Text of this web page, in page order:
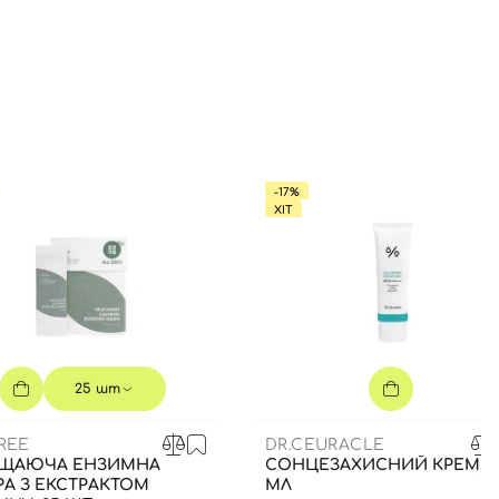
25 шт
ЕНЗИМНА
З ЕКСТРАКТОМ
-17%
ХІТ
DR.CEURACLE
СОНЦЕЗАХИСНИЙ КРЕМ,
МЛ